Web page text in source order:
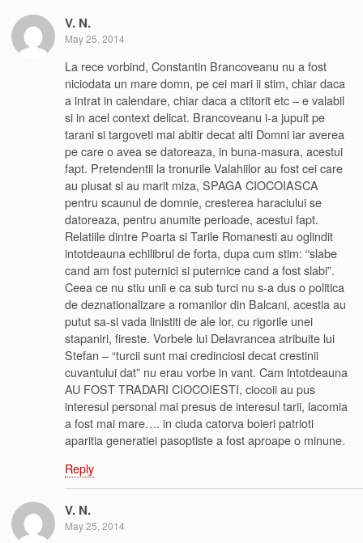
V. N.
May 25, 2014
La rece vorbind, Constantin Brancoveanu nu a fost
niciodata un mare domn, pe cei mari ii stim, chiar daca
a intrat in calendare, chiar daca a ctitorit etc – e valabil
si in acel context delicat. Brancoveanu i-a jupuit pe
tarani si targoveti mai abitir decat alti Domni iar averea
pe care o avea se datoreaza, in buna-masura, acestui
fapt. Pretendentii la tronurile Valahiilor au fost cei care
au plusat si au marit miza, SPAGA CIOCOIASCA
pentru scaunul de domnie, cresterea haraciului se
datoreaza, pentru anumite perioade, acestui fapt.
Relatiile dintre Poarta si Tarile Romanesti au oglindit
intotdeauna echilibrul de forta, dupa cum stim: “slabe
cand am fost puternici si puternice cand a fost slabi”.
Ceea ce nu stiu unii e ca sub turci nu s-a dus o politica
de deznationalizare a romanilor din Balcani, acestia au
putut sa-si vada linistiti de ale lor, cu rigorile unei
stapaniri, fireste. Vorbele lui Delavrancea atribuite lui
Stefan – “turcii sunt mai credinciosi decat crestinii
cuvantului dat” nu erau vorbe in vant. Cam intotdeauna
AU FOST TRADARI CIOCOIESTI, ciocoii au pus
interesul personal mai presus de interesul tarii, lacomia
a fost mai mare…. in ciuda catorva boieri patrioti
aparitia generatiei pasoptiste a fost aproape o minune.
Reply
V. N.
May 25, 2014